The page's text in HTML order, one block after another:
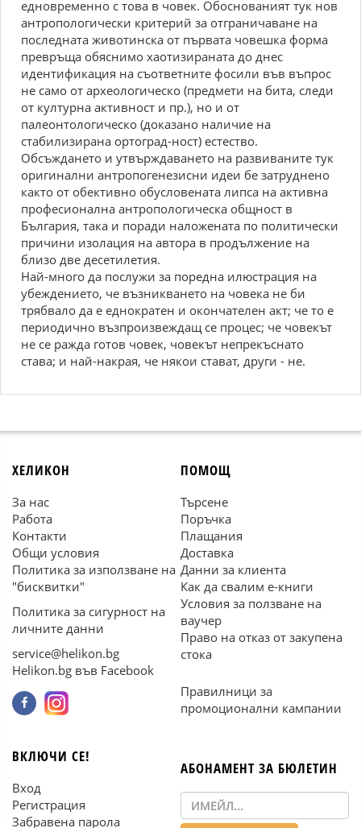
едновременно с това в човек. Обоснованият тук нов
антропологически критерий за отграничаване на
последната животинска от първата човешка форма
превръща обяснимо хаотизираната до днес
идентификация на съответните фосили във въпрос
не само от археологическо (предмети на бита, следи
от културна активност и пр.), но и от
палеонтологическо (доказано наличие на
стабилизирана ортоград-ност) естество.
Обсъждането и утвърждаването на развиваните тук
оригинални антропогенезисни идеи бе затруднено
както от обективно обусловената липса на активна
професионална антропологическа общност в
България, така и поради наложената по политически
причини изолация на автора в продължение на
близо две десетилетия.
Най-много да послужи за поредна илюстрация на
убеждението, че възникването на човека не би
трябвало да е еднократен и окончателен акт; че то е
периодично възпроизвеждащ се процес; че човекът
не се ражда готов човек, човекът непрекъснато
става; и най-накрая, че някои стават, други - не.
ХЕЛИКОН
За нас
Работа
Контакти
Общи условия
Политика за използване на
"бисквитки"
Политика за сигурност на
личните данни
service@helikon.bg
Helikon.bg във Facebook
ПОМОЩ
Търсене
Поръчка
Плащания
Доставка
Данни за клиента
Как да свалим е-книги
Условия за ползване на
ваучер
Право на отказ от закупена
стока
Правилници за
промоционални кампании
ВКЛЮЧИ СЕ!
Вход
Регистрация
Забравена парола
АБОНАМЕНТ ЗА БЮЛЕТИН